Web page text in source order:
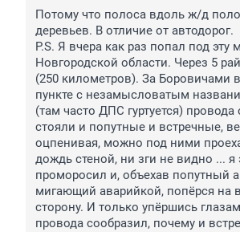
Потому что полоса вдоль ж/д
деревьев. В отличие от автодорог.
P.S. Я вчера как раз попал под эту
Новгородской области. Через 5
(250 километров). За Боровичами
пункте с незамысловатым
(там часто ДПС гуртуется) провода
стояли и попутные и встречные,
оцпенивая, можно под ними
дождь стеной, ни зги не видно ... я
проморосил и, объехав попутный
мигающий аварийкой, попёрся на
сторону. И только упёршись
провода сообразил, почему и